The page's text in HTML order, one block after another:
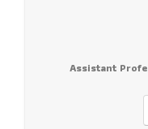
Assistant